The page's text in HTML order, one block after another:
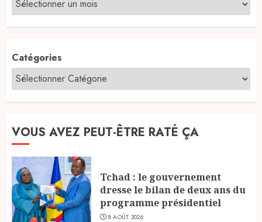
Catégories
VOUS AVEZ PEUT-ÊTRE RATÉ ÇA
Tchad : le gouvernement
dresse le bilan de deux ans du
programme présidentiel
8 AOÛT 2026